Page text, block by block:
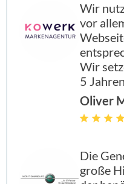
Wir
vor
Wir
5
Oliver
Die
große